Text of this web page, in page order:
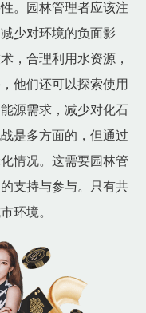
。园林管理者应该注
少对环境的负面影
，合理利用水资源，
他们还可以探索使用
源需求，减少对化石
是多方面的，但通过
情况。这需要园林管
支持与参与。只有共
环境。